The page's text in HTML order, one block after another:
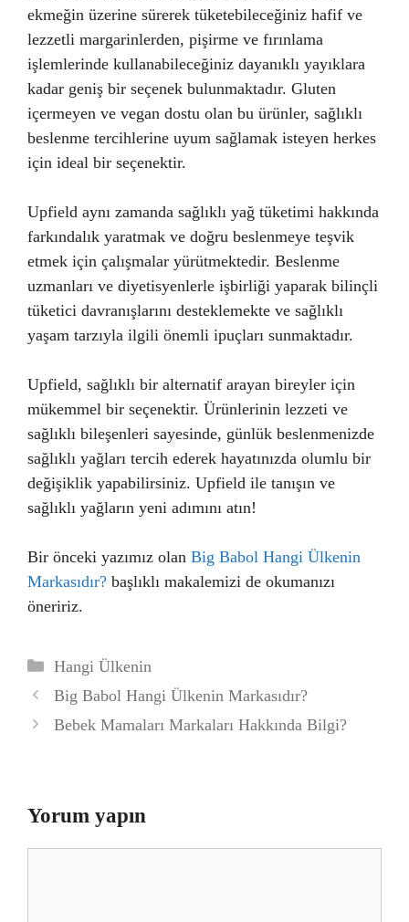
ekmeğin üzerine sürerek tüketebileceğiniz hafif ve
lezzetli margarinlerden, pişirme ve fırınlama
işlemlerinde kullanabileceğiniz dayanıklı yayıklara
kadar geniş bir seçenek bulunmaktadır. Gluten
içermeyen ve vegan dostu olan bu ürünler, sağlıklı
beslenme tercihlerine uyum sağlamak isteyen herkes
için ideal bir seçenektir.
Upfield aynı zamanda sağlıklı yağ tüketimi hakkında
farkındalık yaratmak ve doğru beslenmeye teşvik
etmek için çalışmalar yürütmektedir. Beslenme
uzmanları ve diyetisyenlerle işbirliği yaparak bilinçli
tüketici davranışlarını desteklemekte ve sağlıklı
yaşam tarzıyla ilgili önemli ipuçları sunmaktadır.
Upfield, sağlıklı bir alternatif arayan bireyler için
mükemmel bir seçenektir. Ürünlerinin lezzeti ve
sağlıklı bileşenleri sayesinde, günlük beslenmenizde
sağlıklı yağları tercih ederek hayatınızda olumlu bir
değişiklik yapabilirsiniz. Upfield ile tanışın ve
sağlıklı yağların yeni adımını atın!
Bir önceki yazımız olan Big Babol Hangi Ülkenin
Markasıdır? başlıklı makalemizi de okumanızı
öneririz.
Kategoriler
Hangi Ülkenin
Big Babol Hangi Ülkenin Markasıdır?
Bebek Mamaları Markaları Hakkında Bilgi?
Yorum yapın